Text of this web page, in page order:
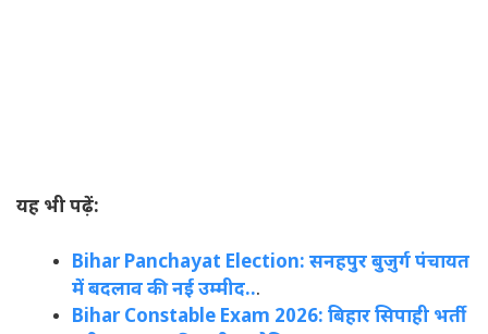
यह भी पढ़ें:
Bihar Panchayat Election: सनहपुर बुज़ुर्ग पंचायत
में बदलाव की नई उम्मीद...
Bihar Constable Exam 2026: बिहार सिपाही भर्ती